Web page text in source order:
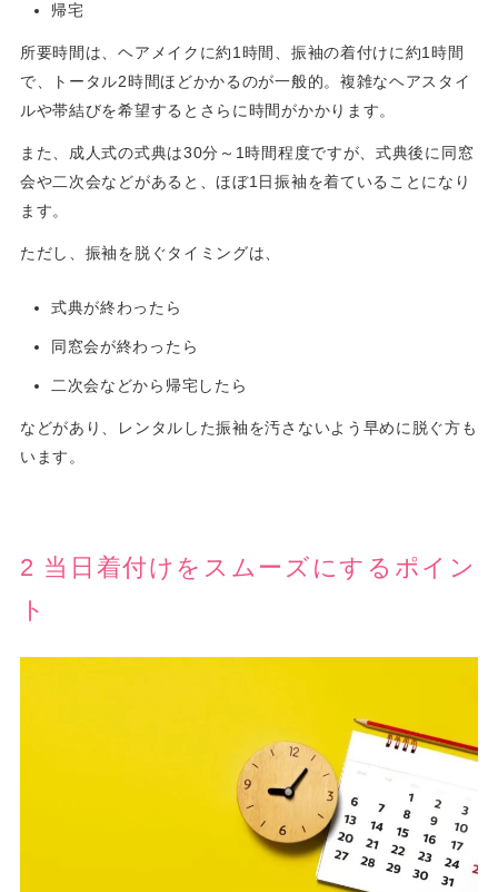
帰宅
所要時間は、ヘアメイクに約1時間、振袖の着付けに約1時間
で、トータル2時間ほどかかるのが一般的。複雑なヘアスタイ
ルや帯結びを希望するとさらに時間がかかります。
また、成人式の式典は30分～1時間程度ですが、式典後に同窓
会や二次会などがあると、ほぼ1日振袖を着ていることになり
ます。
ただし、振袖を脱ぐタイミングは、
式典が終わったら
同窓会が終わったら
二次会などから帰宅したら
などがあり、レンタルした振袖を汚さないよう早めに脱ぐ方も
います。
2 当日着付けをスムーズにするポイン
ト